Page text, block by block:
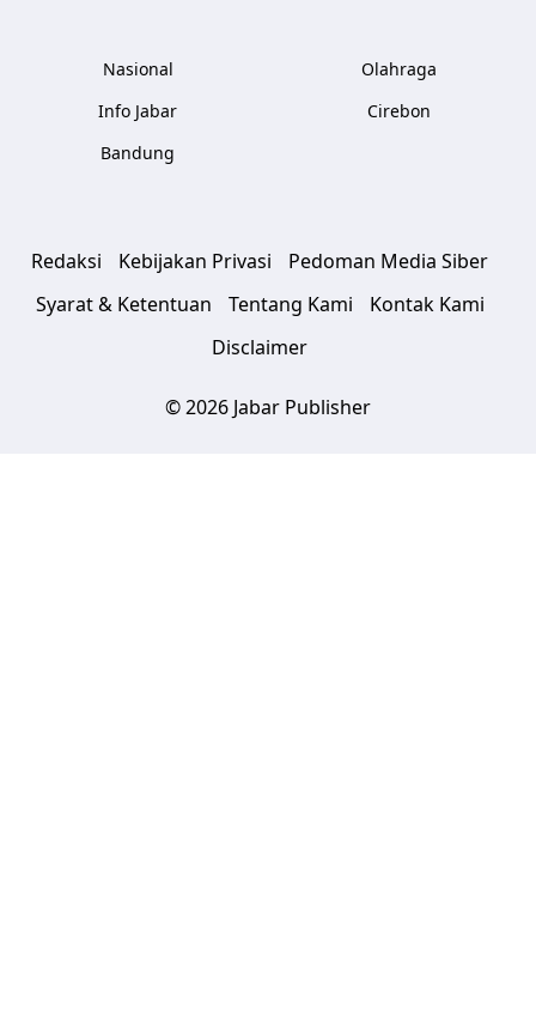
Nasional
Info Jabar
Bandung
Olahraga
Cirebon
Redaksi Kebijakan Privasi
Pedoman Media Siber
Syarat & Ketentuan
Tentang Kami
Kontak Kami
Disclaimer
© 2026 Jabar Publisher